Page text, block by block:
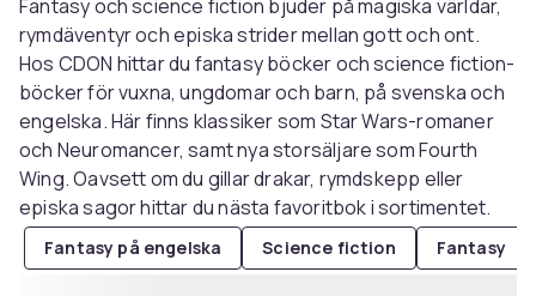
Fantasy och science fiction bjuder på magiska världar,
rymdäventyr och episka strider mellan gott och ont.
Hos CDON hittar du fantasy böcker och science fiction-
böcker för vuxna, ungdomar och barn, på svenska och
engelska. Här finns klassiker som Star Wars-romaner
och Neuromancer, samt nya storsäljare som Fourth
Wing. Oavsett om du gillar drakar, rymdskepp eller
episka sagor hittar du nästa favoritbok i sortimentet.
Fantasy på engelska Science fiction Fantasy